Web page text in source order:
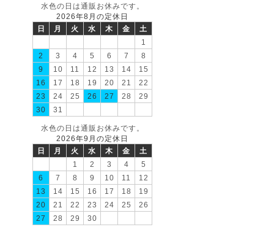
水色の日は通販お休みです。
2026年8月の定休日
日
月 火 水 木 金
土
1
2
3 4 5 6 7
8
9
10 11 12 13 14
15
16
17 18 19 20 21
22
23
24 25 26 27 28
29
30
31
水色の日は通販お休みです。
2026年9月の定休日
日
月 火 水 木 金
土
1
2 3 4
5
6
7 8 9 10 11
12
13
14 15 16 17 18
19
20
21 22 23 24 25
26
27
28 29 30